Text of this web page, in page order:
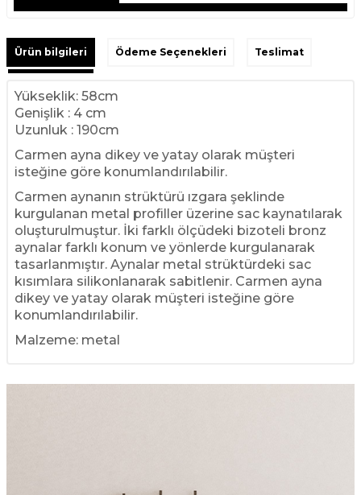
Ürün bilgileri Ödeme Seçenekleri Teslimat
Yükseklik: 58cm
Genişlik : 4 cm
Uzunluk : 190cm
Carmen ayna dikey ve yatay olarak müşteri
isteğine göre konumlandırılabilir.
Carmen aynanın strüktürü ızgara şeklinde
kurgulanan metal profiller üzerine sac kaynatılarak
oluşturulmuştur. İki farklı ölçüdeki bizoteli bronz
aynalar farklı konum ve yönlerde kurgulanarak
tasarlanmıştır. Aynalar metal strüktürdeki sac
kısımlara silikonlanarak sabitlenir. Carmen ayna
dikey ve yatay olarak müşteri isteğine göre
konumlandırılabilir.
Malzeme: metal